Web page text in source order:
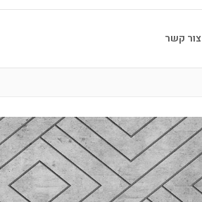
צור קשר